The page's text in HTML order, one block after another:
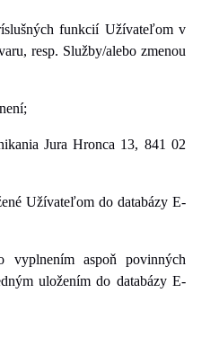
funkcií Užívateľom v
resp. Služby/alebo zmenou
Jura Hronca 13, 841 02
Užívateľom do databázy E-
vyplnením aspoň povinných
uložením do databázy E-